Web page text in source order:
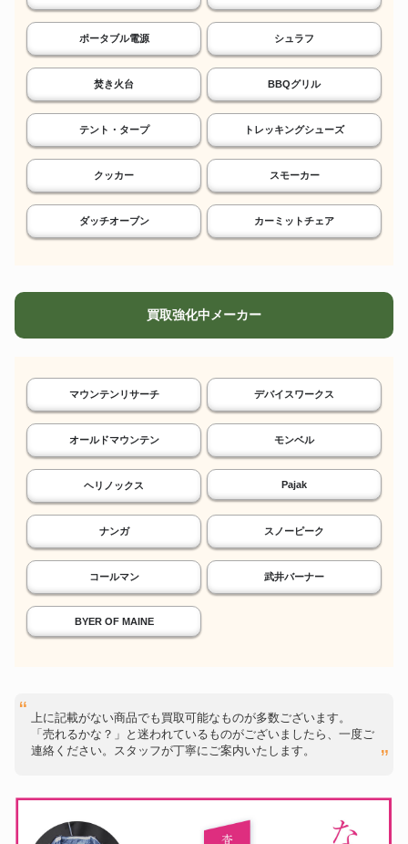
ポータブル電源 シュラフ
焚き火台 BBQグリル
テント・タープ トレッキングシューズ
クッカー スモーカー
ダッチオーブン カーミットチェア
買取強化中メーカー
マウンテンリサーチ デバイスワークス
オールドマウンテン モンベル
ヘリノックス Pajak
ナンガ スノーピーク
コールマン 武井バーナー
BYER OF MAINE
上に記載がない商品でも買取可能なものが多数ございます。
「売れるかな？」と迷われているものがございましたら、一度ご
連絡ください。スタッフが丁寧にご案内いたします。